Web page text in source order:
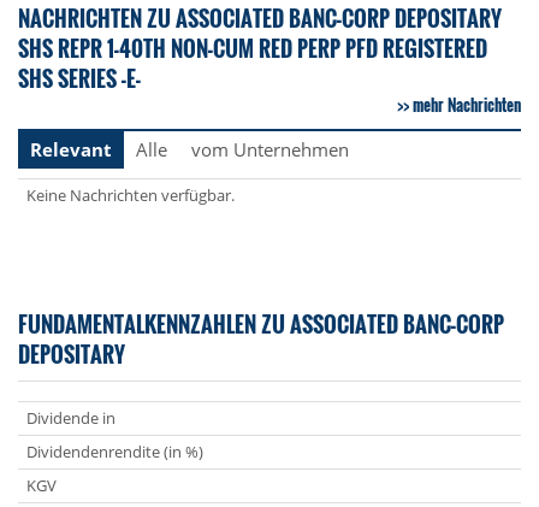
NACHRICHTEN ZU ASSOCIATED BANC-CORP DEPOSITARY
SHS REPR 1-40TH NON-CUM RED PERP PFD REGISTERED
SHS SERIES -E-
mehr Nachrichten
Relevant
Alle vom Unternehmen
Keine Nachrichten verfügbar.
FUNDAMENTALKENNZAHLEN ZU ASSOCIATED BANC-CORP
DEPOSITARY
Dividende in
Dividendenrendite (in %)
KGV